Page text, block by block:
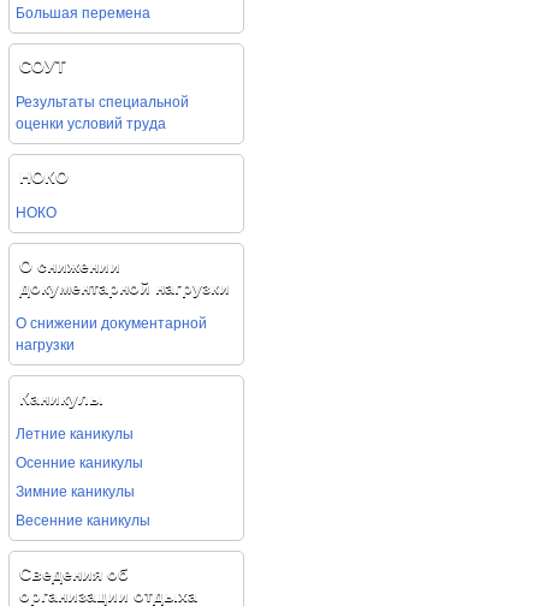
Большая перемена
СОУТ
Результаты специальной
оценки условий труда
НОКО
НОКО
О снижении
документарной нагрузки
О снижении документарной
нагрузки
Каникулы
Летние каникулы
Осенние каникулы
Зимние каникулы
Весенние каникулы
Сведения об
организации отдыха